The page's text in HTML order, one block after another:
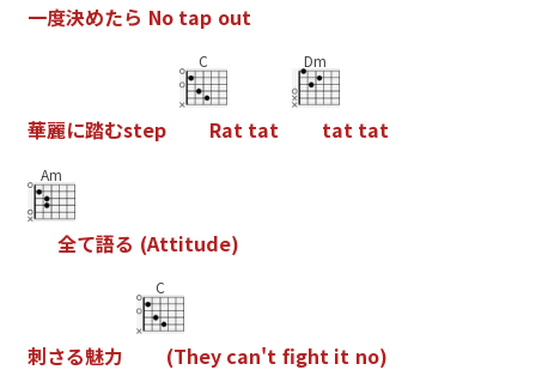
一度決めたら No tap out
華麗に踏むstep
C
Rat tat
Dm
tat tat
Am
全て語る (Attitude)
刺さる魅力
C
(They can't fght it no)